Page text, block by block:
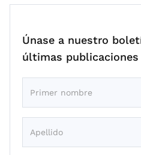
Únase a nuestro
últimas publicaciones